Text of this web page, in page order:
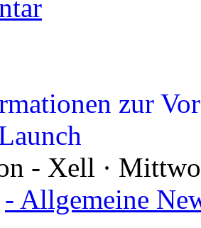
zur
- Xell ·
- Allgemeine